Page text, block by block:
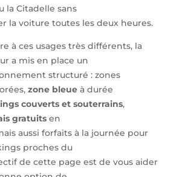
la Citadelle sans
la voiture toutes les deux heures.
à ces usages très différents, la
a mis en place un
structuré : zones
zone bleueà durée
couverts et souterrains,
gratuitsen
aussi forfaits à la journée pour
proches du
de cette page est de vous aider